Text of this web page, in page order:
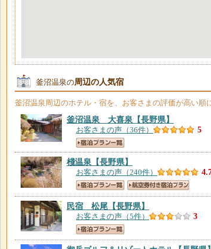
釜沼温泉の周辺の人気宿
釜沼温泉周辺のホテル・宿を、お客さまの評価が高い順
釜沼温泉 大喜泉 【長野県】
お客さまの声（36件） 5
棧温泉 【長野県】
お客さまの声（240件）
民宿 松尾 【長野県】
お客さまの声（5件） 3